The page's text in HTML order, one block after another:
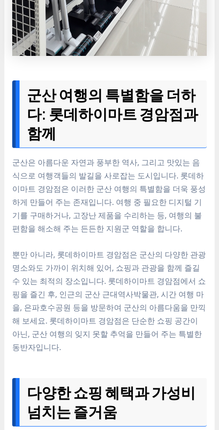
군산 여행의 특별함을 더하
다: 롯데하이마트 경암점과
함께
군산은 아름다운 자연과 풍부한 역사, 그리고 맛있는 음
식으로 여행객들의 발길을 사로잡는 도시입니다. 롯데하
이마트 경암점은 이러한 군산 여행의 특별함을 더욱 풍성
하게 만들어 주는 존재입니다. 여행 중 필요한 디지털 기
기를 구매하거나, 고장난 제품을 수리하는 등, 여행의 불
편함을 해소해 주는 든든한 지원군 역할을 합니다.
뿐만 아니라, 롯데하이마트 경암점은 군산의 다양한 관광
명소와도 가까이 위치해 있어, 쇼핑과 관광을 함께 즐길
수 있는 최적의 장소입니다. 롯데하이마트 경암점에서 쇼
핑을 즐긴 후, 인근의 군산 근대역사박물관, 시간 여행 마
을, 은파호수공원 등을 방문하여 군산의 아름다움을 만끽
해 보세요. 롯데하이마트 경암점은 단순한 쇼핑 공간이
아닌, 군산 여행의 잊지 못할 추억을 만들어 주는 특별한
동반자입니다.
다양한 쇼핑 혜택과 가성비
넘치는 즐거움